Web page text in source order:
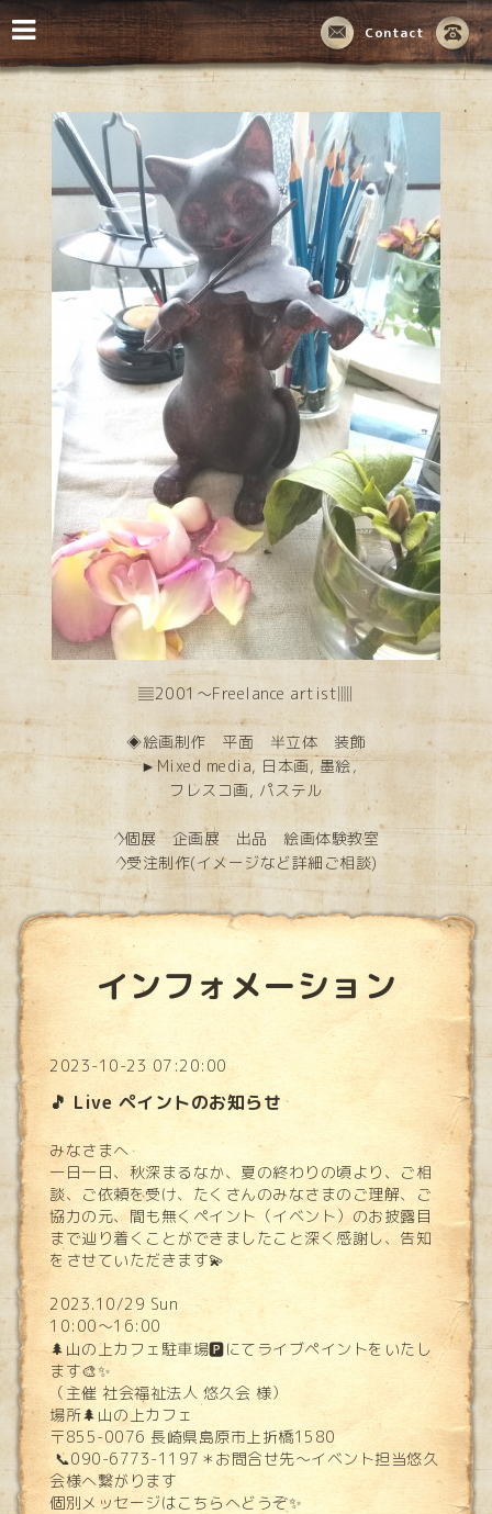
Contact
▤2001～Freelance artist▥
◈絵画制作 平面 半立体 装飾
►Mixed media, 日本画, 墨絵，
フレスコ画, パステル
◊個展 企画展 出品 絵画体験教室
◊受注制作(イメージなど詳細ご相談)
インフォメーション
2023-10-23 07:20:00
🎵 Live ペイントのお知らせ
みなさまへ
一日一日、秋深まるなか、夏の終わりの頃より、ご相
談、ご依頼を受け、たくさんのみなさまのご理解、ご
協力の元、間も無くペイント（イベント）のお披露目
まで辿り着くことができましたこと深く感謝し、告知
をさせていただきます💫
2023.10/29 Sun
10:00〜16:00
🌲山の上カフェ駐車場🅿️にてライブペイントをいたし
ます🎨✨
（主催 社会福祉法人 悠久会 様）
場所🌲山の上カフェ
〒855-0076 長崎県島原市上折橋1580
📞090-6773-1197＊お問合せ先〜イベント担当悠久
会様へ繋がります
個別メッセージはこちらへどうぞ✨